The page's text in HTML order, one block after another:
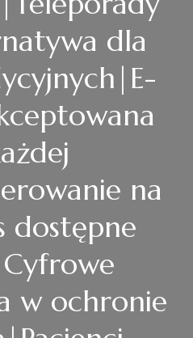
dla
na
dostępne
w ochronie